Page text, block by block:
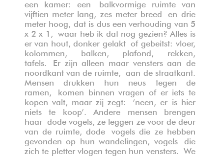
een kamer: een balkvormige ruimte van
vijftien meter lang, zes meter breed en drie
meter hoog, dat is dus een verhouding van 5
x 2 x 1, waar heb ik dat nog gezien? Alles is
er van hout, donker gelakt of gebeitst: vloer,
kolommen, balken, plafond, rekken,
tafels. Er zijn alleen maar vensters aan de
noordkant van de ruimte, aan de straatkant.
Mensen drukken hun neus tegen de
ramen, komen binnen vragen of er iets te
kopen valt, maar zij zegt: ‘neen, er is hier
niets te koop’. Andere mensen brengen
haar dode vogels, ze leggen ze voor de deur
van de ruimte, dode vogels die ze hebben
gevonden op hun wandelingen, vogels die
zich te pletter vlogen tegen hun vensters. We